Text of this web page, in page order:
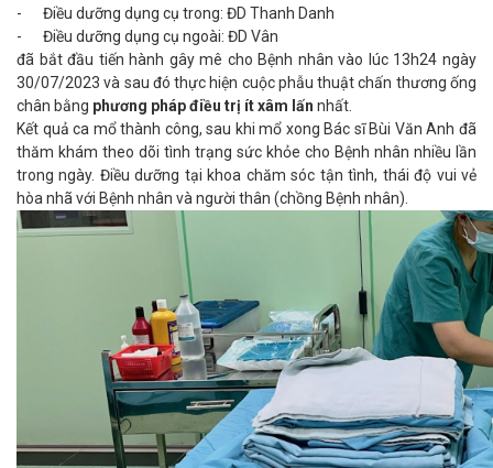
-
Điều dưỡng dụng cụ trong: ĐD Thanh Danh
-
Điều dưỡng dụng cụ ngoài: ĐD Vân
đã bắt đầu tiến hành gây mê cho Bệnh nhân vào lúc 13h24 ngày
30/07/2023 và sau đó thực hiện cuộc phẫu thuật chấn thương ống
chân bằng phương pháp điều trị ít xâm lấn nhất.
Kết quả ca mổ thành công, sau khi mổ xong Bác sĩ Bùi Văn Anh đã
thăm khám theo dõi tình trạng sức khỏe cho Bệnh nhân nhiều lần
trong ngày. Điều dưỡng tại khoa chăm sóc tận tình, thái độ vui vẻ
hòa nhã với Bệnh nhân và người thân (chồng Bệnh nhân).